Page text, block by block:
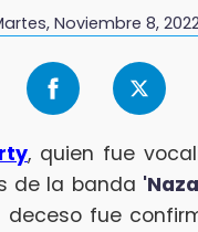
Noviembre 8,
, quien fue
de la banda
deceso fue